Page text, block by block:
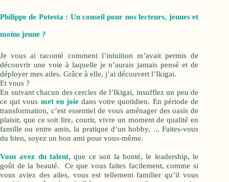
Philippe de Potesta : Un conseil pour nos lecteurs, jeunes et
moins jeune ?
Je vous ai raconté comment l’intuition m’avait permis de
découvrir une voie à laquelle je n’aurais jamais pensé et de
déployer mes ailes. Grâce à elle, j’ai découvert l’Ikigai.
Et vous ?
En suivant chacun des cercles de l’Ikigai, insufflez un peu de
ce qui vous met en joie dans votre quotidien. En période de
transformation, c’est essentiel de vous aménager des oasis de
plaisir, que ce soit lire, courir, vivre un moment de qualité en
famille ou entre amis, la pratique d’un hobby, ... Faites-vous
du bien, soyez un bon ami pour vous-même.
Vous avez du talent, que ce soit la bonté, le leadership, le
goût de la beauté. Ce que vous faites facilement, comme si
vous aviez des ailes, vous est tellement familier qu’il vous